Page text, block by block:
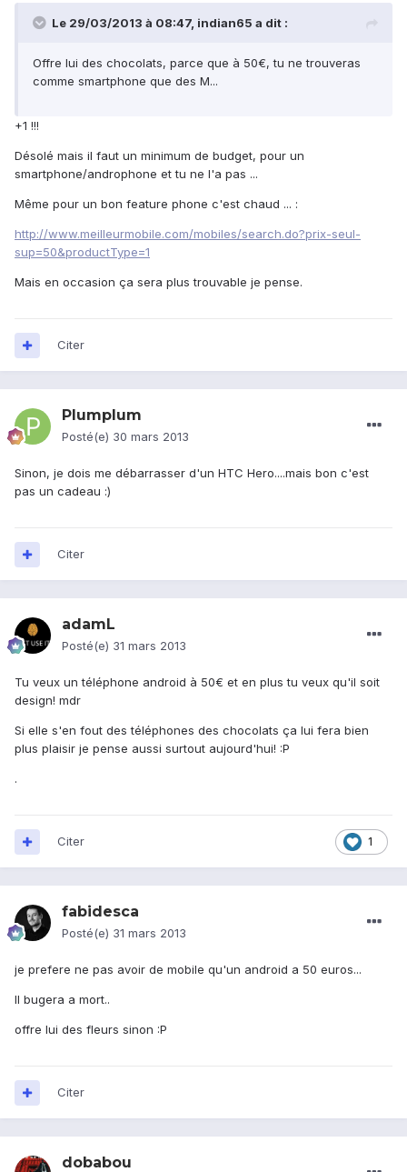
Le 29/03/2013 à 08:47, indian65 a dit :
Offre lui des chocolats, parce que à 50€, tu ne trouveras
comme smartphone que des M...
+1 !!!
Désolé mais il faut un minimum de budget, pour un
smartphone/androphone et tu ne l'a pas ...
Même pour un bon feature phone c'est chaud ... :
http://www.meilleurmobile.com/mobiles/search.do?prix-seul-
sup=50&productType=1
Mais en occasion ça sera plus trouvable je pense.
Citer
Plumplum
Posté(e) 30 mars 2013
Sinon, je dois me débarrasser d'un HTC Hero....mais bon c'est
pas un cadeau :)
Citer
adamL
Posté(e) 31 mars 2013
Tu veux un téléphone android à 50€ et en plus tu veux qu'il soit
design! mdr
Si elle s'en fout des téléphones des chocolats ça lui fera bien
plus plaisir je pense aussi surtout aujourd'hui! :P
.
1
Citer
fabidesca
Posté(e) 31 mars 2013
je prefere ne pas avoir de mobile qu'un android a 50 euros...
Il bugera a mort..
offre lui des fleurs sinon :P
Citer
dobabou